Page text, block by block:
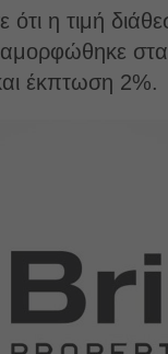
η τιμή
έκπτωση 2%.